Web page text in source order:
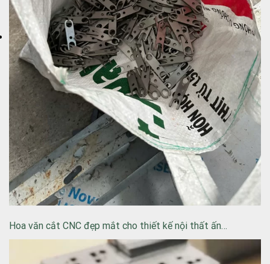
Hoa văn cắt CNC đẹp mắt cho thiết kế nội thất ấn…